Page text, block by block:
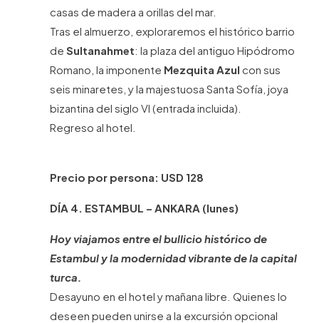
casas de madera a orillas del mar.
Tras el almuerzo, exploraremos el histórico barrio
de Sultanahmet: la plaza del antiguo Hipódromo
Romano, la imponente Mezquita Azul con sus
seis minaretes, y la majestuosa Santa Sofía, joya
bizantina del siglo VI (entrada incluida).
Regreso al hotel.
Precio por persona: USD 128
DÍA 4. ESTAMBUL – ANKARA (lunes)
Hoy viajamos entre el bullicio histórico de
Estambul y la modernidad vibrante de la capital
turca.
Desayuno en el hotel y mañana libre. Quienes lo
deseen pueden unirse a la excursión opcional